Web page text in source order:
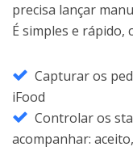
precisa lançar
É simples e rápido,
Capturar os
iFood
Controlar os
acompanhar: